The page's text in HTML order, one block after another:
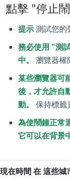
點擊 "停止
提示測試您的
務必使用 "測
中。
瀏覽器權
某些瀏覽器可
後，才允許自
動。
保持標籤
為使鬧鐘正常
它可以在背景
現在時間 在 這些城